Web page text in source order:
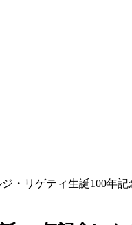
・リゲティ生誕100年